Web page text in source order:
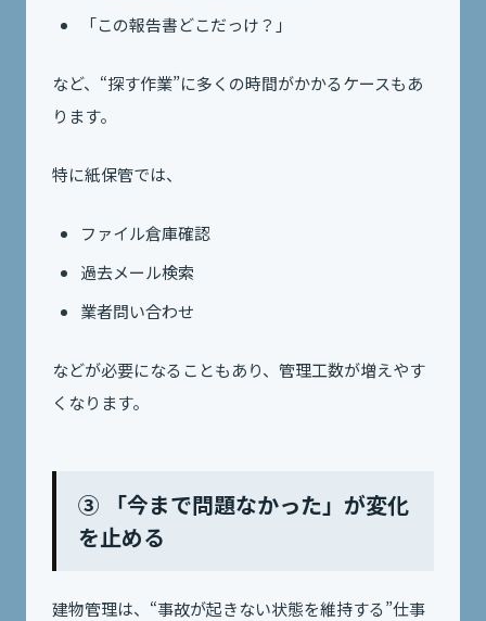
「この報告書どこだっけ？」
など、“探す作業”に多くの時間がかかるケースもあ
ります。
特に紙保管では、
ファイル倉庫確認
過去メール検索
業者問い合わせ
などが必要になることもあり、管理工数が増えやす
くなります。
③ 「今まで問題なかった」が変化
を止める
建物管理は、“事故が起きない状態を維持する”仕事